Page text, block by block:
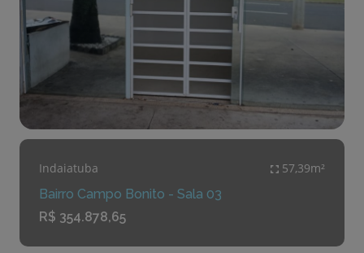
Indaiatuba
57,39m²
Bairro Campo Bonito - Sala 03
R$ 354.878,65